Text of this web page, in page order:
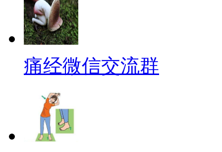
痛经微信交流群